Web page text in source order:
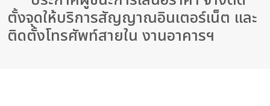
ตั้งจุดให้บริการสัญญาณอินเตอร์เน็ต และ
ติดตั้งโทรศัพท์สายใน งานอาคารฯ